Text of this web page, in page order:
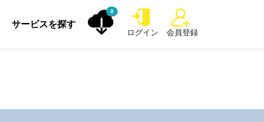
サービスを探す
0
ログイン 会員登録